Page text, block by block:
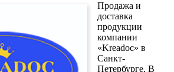
Продажа и
доставка
продукции
компании
«Kreadoc» в
Санкт-
Петербурге. В